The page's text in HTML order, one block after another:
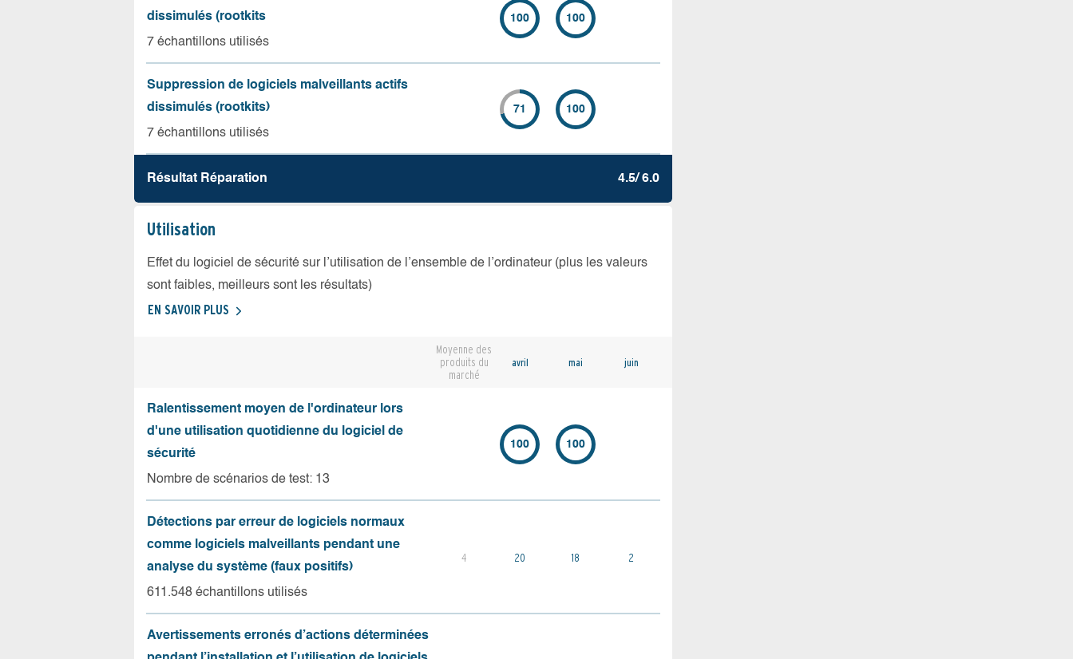
dissimulés (rootkits
7 échantillons utilisés
100 100
Suppression de logiciels malveillants actifs
dissimulés (rootkits)
7 échantillons utilisés
71 100
Résultat Réparation 4.5/ 6.0
Utilisation
Effet du logiciel de sécurité sur l’utilisation de l’ensemble de l’ordinateur (plus les valeurs
sont faibles, meilleurs sont les résultats)
EN SAVOIR PLUS
Moyenne des
produits du
marché
avril mai juin
Ralentissement moyen de l'ordinateur lors
d'une utilisation quotidienne du logiciel de
sécurité
Nombre de scénarios de test: 13
100 100
Détections par erreur de logiciels normaux
comme logiciels malveillants pendant une
analyse du système (faux positifs)
611.548 échantillons utilisés
4 20 18 2
Avertissements erronés d’actions déterminées